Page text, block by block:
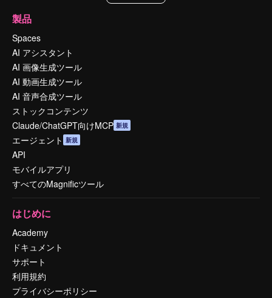
製品
Spaces
AI アシスタント
AI 画像生成ツール
AI 動画生成ツール
AI 音声合成ツール
ストックコンテンツ
Claude/ChatGPT向けMCP 新規
エージェント 新規
API
モバイルアプリ
すべてのMagnificツール
はじめに
Academy
ドキュメント
サポート
利用規約
プライバシーポリシー